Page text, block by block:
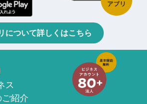
について詳しくはこちら
ス
紹介